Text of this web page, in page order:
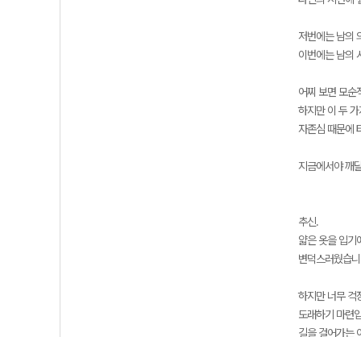
저번에는 남의
이번에는 남의
어찌 보면 모순
하지만 이 두
자존심 때문에
지금에서야 깨
추신.
얇은 옷을 입기
변덕스러웠습
하지만 너무 걱
도래하기 마련
길을 걸어가는